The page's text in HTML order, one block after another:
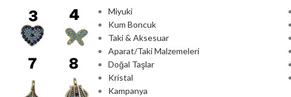
Miyuki
Kum Boncuk
Taki & Aksesuar
Aparat/Taki Malzemeleri
Doğal Taşlar
Kristal
Kampanya